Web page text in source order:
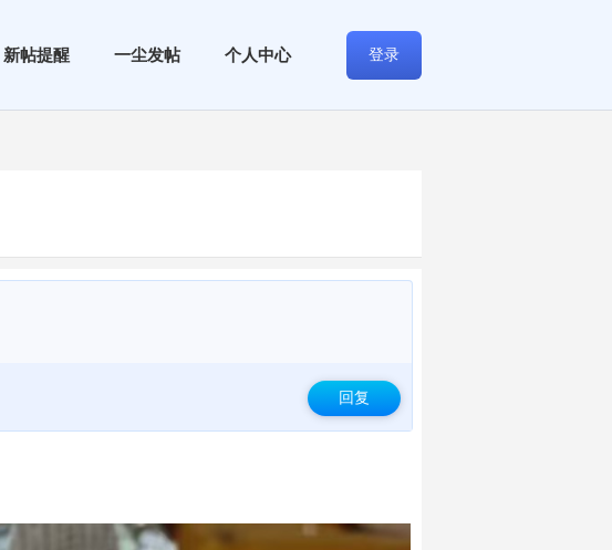
新帖提醒 一尘发帖 个人中心 登录
回复